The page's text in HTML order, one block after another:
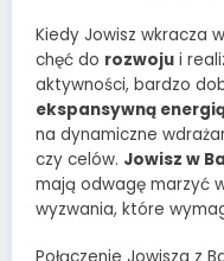
Kiedy Jowisz wkracza
chęć do rozwoju i
aktywności, bardzo
ekspansywną
na dynamiczne
czy celów. Jowisz w
mają odwagę marzyć
wyzwania, które